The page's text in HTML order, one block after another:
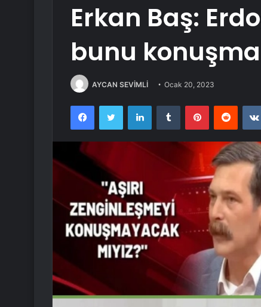
Erkan Baş:
bunu
AYCAN SEVİMLİ Ocak 20, 2023
FacebookTwitter LinkedInTumblr PinterestReddit